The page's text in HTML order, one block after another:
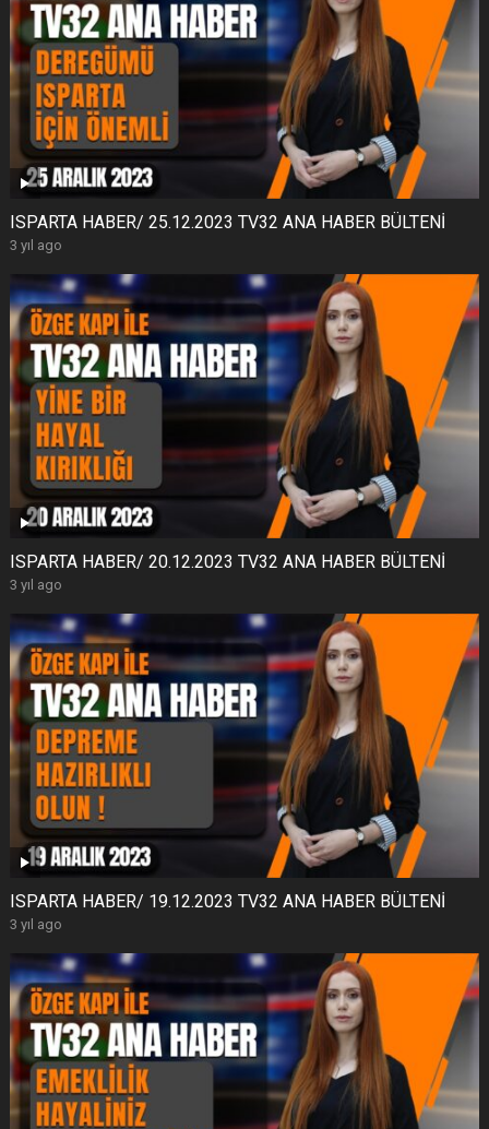
ISPARTA HABER/ 25.12.2023 TV32 ANA HABER BÜLTENİ
3 yıl ago
ISPARTA HABER/ 20.12.2023 TV32 ANA HABER BÜLTENİ
3 yıl ago
ISPARTA HABER/ 19.12.2023 TV32 ANA HABER BÜLTENİ
3 yıl ago